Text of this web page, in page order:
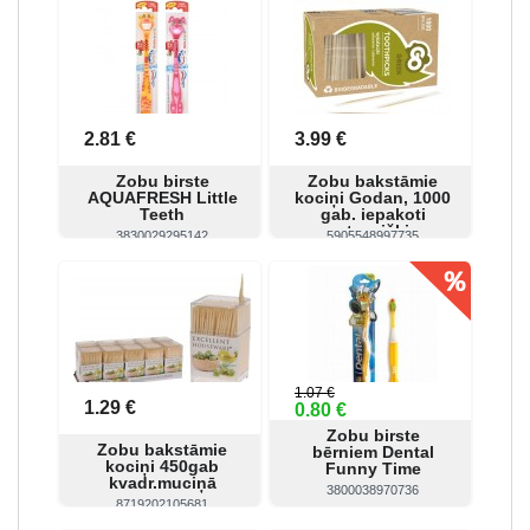
2.81 €
Zobu birste
AQUAFRESH Little
Teeth
3830029295142
3.99 €
Zobu bakstāmie
kociņi Godan, 1000
gab. iepakoti
atsevišķi
5905548997735
Pirkt
1.29 €
Zobu bakstāmie
kociņi 450gab
kvadr.muciņā
8719202105681
1.07 €
0.80 €
Zobu birste
bērniem Dental
Funny Time
3800038970736